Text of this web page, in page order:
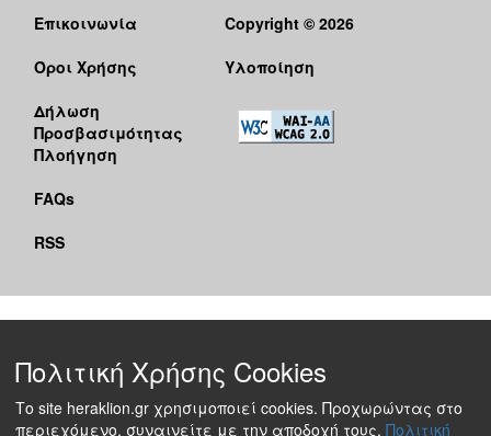
Επικοινωνία
Όροι Χρήσης
Δήλωση
Προσβασιμότητας
Πλοήγηση
FAQs
RSS
Copyright © 2026
Υλοποίηση
Πολιτική Χρήσης Cookies
Το site heraklion.gr χρησιμοποιεί cookies. Προχωρώντας στο
περιεχόμενο, συναινείτε με την αποδοχή τους. Πολιτική